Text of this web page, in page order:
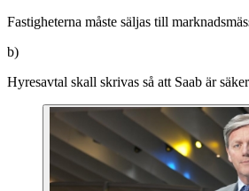
Fastigheterna måste säljas till
b)
Hyresavtal skall skrivas så att Saab är